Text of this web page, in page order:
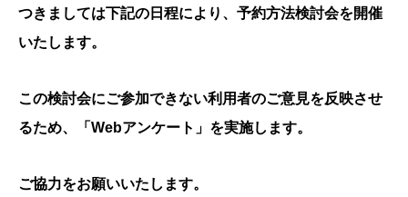
つきましては下記の日程により、予約方法検討会を開催
いたします。
この検討会にご参加できない利用者のご意見を反映させ
るため、「Webアンケート」を実施します。
ご協力をお願いいたします。